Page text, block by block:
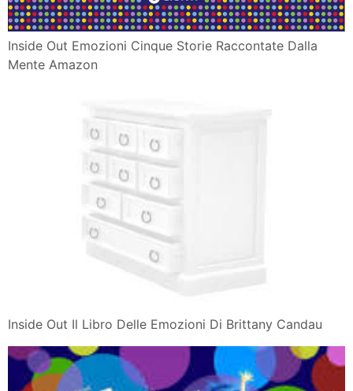
Inside Out Emozioni Cinque Storie Raccontate Dalla
Mente Amazon
Inside Out Il Libro Delle Emozioni Di Brittany Candau